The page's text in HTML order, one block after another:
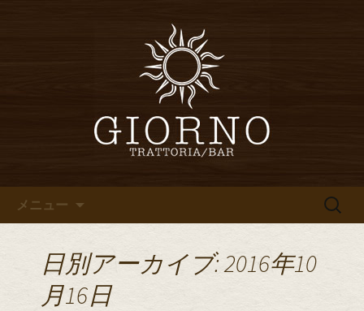
堀江・四ツ橋のイタリアン「イ
タリア食堂ジョルノ～GIORNO
～」のブログ
食堂ジョルノ～GIORNO～」からのお知
メニュー
検
日別アーカイブ: 2016年10
月16日